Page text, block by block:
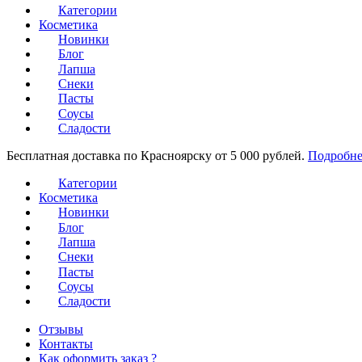
Категории
Косметика
Новинки
Блог
Лапша
Снеки
Пасты
Соусы
Сладости
Бесплатная доставка по Красноярску от 5 000 рублей.
Категории
Косметика
Новинки
Блог
Лапша
Снеки
Пасты
Соусы
Сладости
Отзывы
Контакты
Как оформить заказ ?